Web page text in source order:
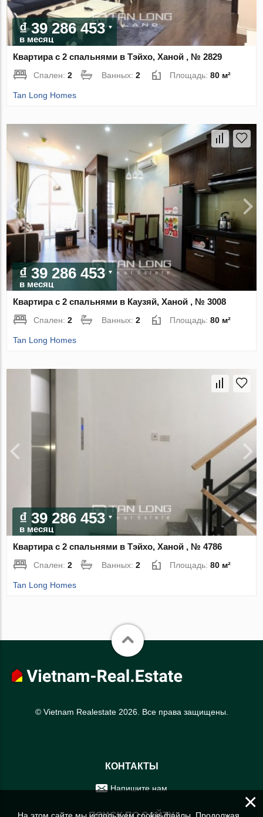
₫ 39 286 453
в месяц
Квартира с 2 спальнями в Тэйхо, Ханой , № 2829
Спален:2 Ванных:2 Площадь:80 м²
Tan Long Homes
₫ 39 286 453
в месяц
Квартира с 2 спальнями в Каузяй, Ханой , № 3008
Спален:2 Ванных:2 Площадь:80 м²
Tan Long Homes
₫ 39 286 453
в месяц
Квартира с 2 спальнями в Тэйхо, Ханой , № 4786
Спален:2 Ванных:2 Площадь:80 м²
Tan Long Homes
© Vietnam Realestate 2026. Все права защищены.
КОНТАКТЫ
Напишите нам
×